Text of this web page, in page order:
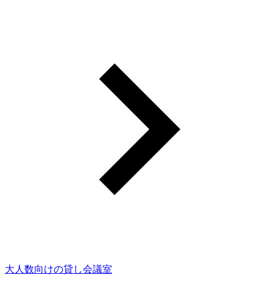
大人数向けの貸し会議室